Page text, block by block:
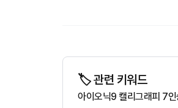
🏷️ 관련 키워드
아이오닉9 캘리그래피 7